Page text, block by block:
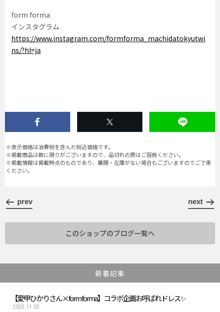
form forma
インスタグラム
https://www.instagram.com/formforma_machidatokyutwi
ns/?hl=ja
※表示価格は消費税を含んだ税込価格です。
※掲載商品は数に限りがございますので、品切れの際はご容赦ください。
※掲載情報は掲載時点のものであり、展開・在庫がない場合もございますのでご了承
ください。
prev next
このショップのブログ一覧へ
新着記事
【愛甲ひかりさん×form forma】コラボ企画お呼ばれドレス✨
2025.11.02